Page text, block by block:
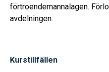
förtroendemannalagen.
avdelningen.
Kurstillfällen